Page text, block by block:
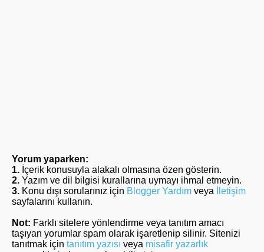
Yorum yaparken:
1. İçerik konusuyla alakalı olmasına özen gösterin.
2. Yazım ve dil bilgisi kurallarına uymayı ihmal etmeyin.
3. Konu dışı sorularınız için Blogger Yardım veya
İletişim
sayfalarını kullanın.
Not: Farklı sitelere yönlendirme veya tanıtım amacı
taşıyan yorumlar spam olarak işaretlenip silinir. Sitenizi
tanıtmak için tanıtım yazısı veya misafir yazarlık